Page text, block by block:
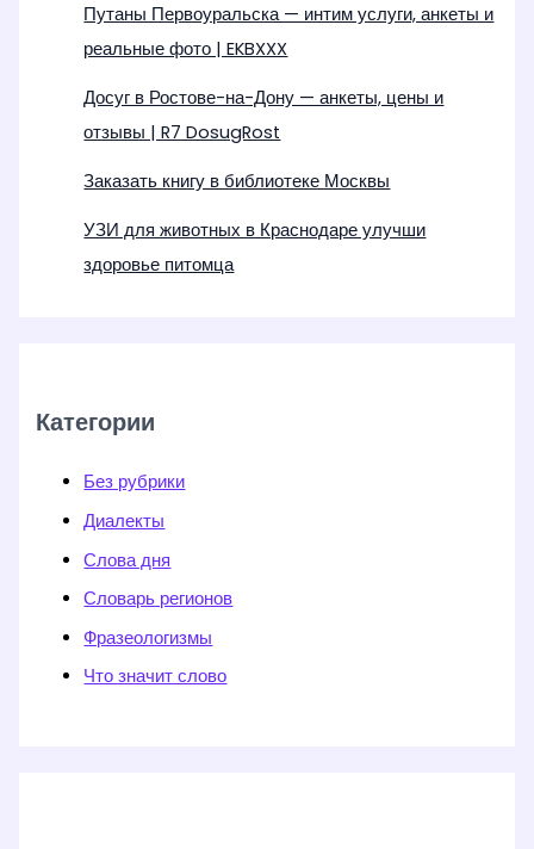
Путаны Первоуральска — интим услуги, анкеты и
реальные фото | EKBXXX
Досуг в Ростове-на-Дону — анкеты, цены и
отзывы | R7 DosugRost
Заказать книгу в библиотеке Москвы
УЗИ для животных в Краснодаре улучши
здоровье питомца
Категории
Без рубрики
Диалекты
Слова дня
Словарь регионов
Фразеологизмы
Что значит слово